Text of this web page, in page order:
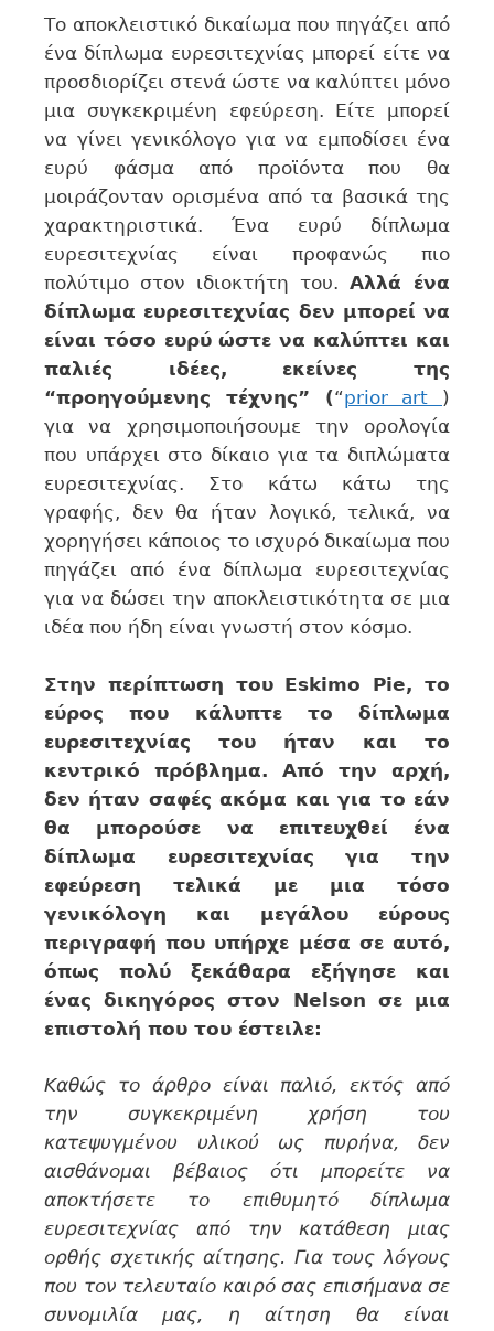
Το αποκλειστικό δικαίωμα που πηγάζει από
ένα δίπλωμα ευρεσιτεχνίας μπορεί είτε να
προσδιορίζει στενά ώστε να καλύπτει μόνο
μια συγκεκριμένη εφεύρεση. Είτε μπορεί
να γίνει γενικόλογο για να εμποδίσει ένα
ευρύ φάσμα από προϊόντα που θα
μοιράζονταν ορισμένα από τα βασικά της
χαρακτηριστικά. Ένα ευρύ δίπλωμα
ευρεσιτεχνίας είναι προφανώς πιο
πολύτιμο στον ιδιοκτήτη του. Αλλά ένα
δίπλωμα ευρεσιτεχνίας δεν μπορεί να
είναι τόσο ευρύ ώστε να καλύπτει και
παλιές ιδέες, εκείνες της
“προηγούμενης τέχνης” (“prior art )
για να χρησιμοποιήσουμε την ορολογία
που υπάρχει στο δίκαιο για τα διπλώματα
ευρεσιτεχνίας. Στο κάτω κάτω της
γραφής, δεν θα ήταν λογικό, τελικά, να
χορηγήσει κάποιος το ισχυρό δικαίωμα που
πηγάζει από ένα δίπλωμα ευρεσιτεχνίας
για να δώσει την αποκλειστικότητα σε μια
ιδέα που ήδη είναι γνωστή στον κόσμο.
Στην περίπτωση του Eskimo Pie, το
εύρος που κάλυπτε το δίπλωμα
ευρεσιτεχνίας του ήταν και το
κεντρικό πρόβλημα. Από την αρχή,
δεν ήταν σαφές ακόμα και για το εάν
θα μπορούσε να επιτευχθεί ένα
δίπλωμα ευρεσιτεχνίας για την
εφεύρεση τελικά με μια τόσο
γενικόλογη και μεγάλου εύρους
περιγραφή που υπήρχε μέσα σε αυτό,
όπως πολύ ξεκάθαρα εξήγησε και
ένας δικηγόρος στον Nelson σε μια
επιστολή που του έστειλε:
Καθώς το άρθρο είναι παλιό, εκτός από
την συγκεκριμένη χρήση του
κατεψυγμένου υλικού ως πυρήνα, δεν
αισθάνομαι βέβαιος ότι μπορείτε να
αποκτήσετε το επιθυμητό δίπλωμα
ευρεσιτεχνίας από την κατάθεση μιας
ορθής σχετικής αίτησης. Για τους λόγους
που τον τελευταίο καιρό σας επισήμανα σε
συνομιλία μας, η αίτηση θα είναι